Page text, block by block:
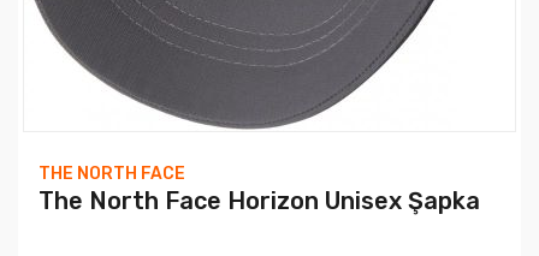
THE NORTH FACE
The North Face Horizon Unisex Şapka